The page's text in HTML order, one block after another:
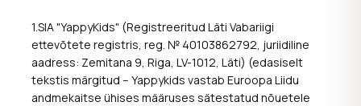
1.SIA "YappyKids" (Registreeritud Läti Vabariigi
ettevõtete registris, reg. № 40103862792, juriidiline
aadress: Zemitana 9, Riga, LV-1012, Läti) (edasiselt
tekstis märgitud – Yappykids vastab Euroopa Liidu
andmekaitse ühises määruses sätestatud nõuetele